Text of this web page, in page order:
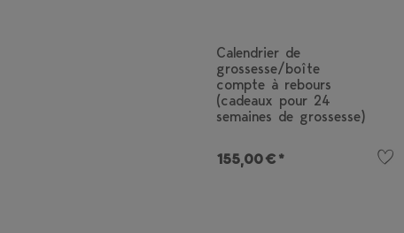
Calendrier de
grossesse/boîte
compte à rebours
(cadeaux pour 24
semaines de grossesse)
155,00 € *